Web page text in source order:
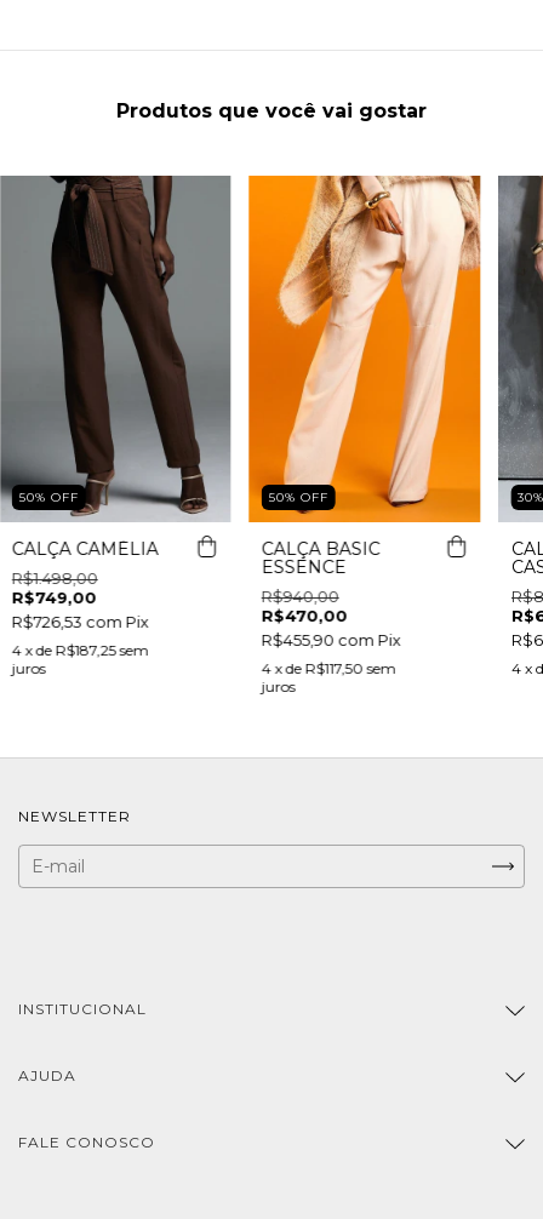
Produtos que você vai gostar
50% OFF
CALÇA CAMÉLIA
R$1.498,00
R$749,00
R$726,53 com Pix
4 x de R$187,25 sem
juros
50% OFF
CALÇA BASIC
ESSENCE
R$940,00
R$470,00
R$455,90 com Pix
4 x de R$117,50 sem
juros
30
4 x
NEWSLETTER
INSTITUCIONAL
AJUDA
FALE CONOSCO